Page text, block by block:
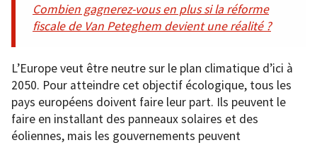
Combien gagnerez-vous en plus si la réforme
fiscale de Van Peteghem devient une réalité ?
L’Europe veut être neutre sur le plan climatique d’ici à
2050. Pour atteindre cet objectif écologique, tous les
pays européens doivent faire leur part. Ils peuvent le
faire en installant des panneaux solaires et des
éoliennes, mais les gouvernements peuvent